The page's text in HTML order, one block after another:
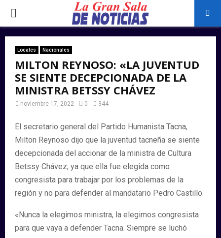
PRIMARY
MENU
Locales Nacionales
MILTON REYNOSO: «LA JUVENTUD
SE SIENTE DECEPCIONADA DE LA
MINISTRA BETSSY CHÁVEZ
noviembre 17, 2022 0 344
El secretario general del Partido Humanista Tacna,
Milton Reynoso dijo que la juventud tacneña se siente
decepcionada del accionar de la ministra de Cultura
Betssy Chávez, ya que ella fue elegida como
congresista para trabajar por los problemas de la
región y no para defender al mandatario Pedro Castillo.
«Nunca la elegimos ministra, la elegimos congresista
para que vaya a defender Tacna. Siempre se luchó